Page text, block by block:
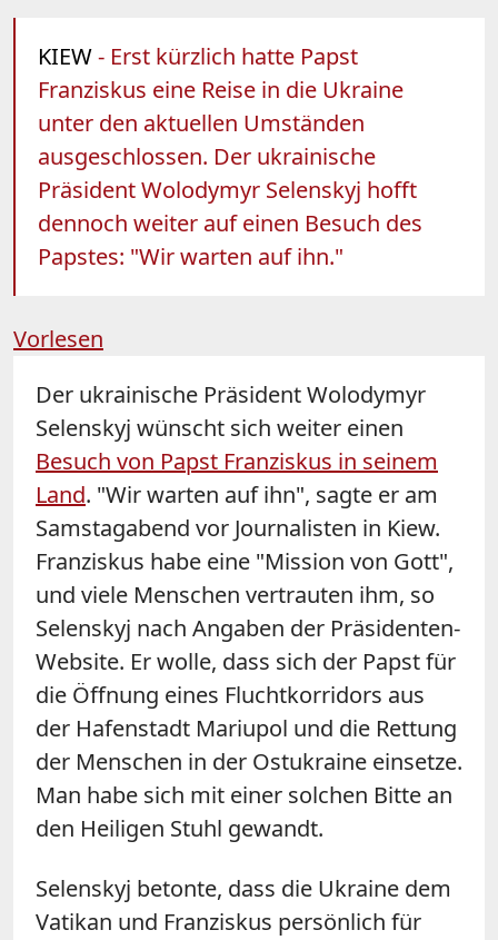
KIEW- Erst kürzlich hatte Papst
Franziskus eine Reise in die Ukraine
unter den aktuellen Umständen
ausgeschlossen. Der ukrainische
Präsident Wolodymyr Selenskyj hofft
dennoch weiter auf einen Besuch des
Papstes: "Wir warten auf ihn."
Vorlesen
Der ukrainische Präsident Wolodymyr
Selenskyj wünscht sich weiter einen
Besuch von Papst Franziskus in seinem
Land. "Wir warten auf ihn", sagte er am
Samstagabend vor Journalisten in Kiew.
Franziskus habe eine "Mission von Gott",
und viele Menschen vertrauten ihm, so
Selenskyj nach Angaben der Präsidenten-
Website. Er wolle, dass sich der Papst für
die Öffnung eines Fluchtkorridors aus
der Hafenstadt Mariupol und die Rettung
der Menschen in der Ostukraine einsetze.
Man habe sich mit einer solchen Bitte an
den Heiligen Stuhl gewandt.
Selenskyj betonte, dass die Ukraine dem
Vatikan und Franziskus persönlich für